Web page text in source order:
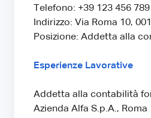
Telefono: +39 123 456 789
Indirizzo: Via Roma 10,
Posizione: Addetta alla
Esperienze Lavorative
Addetta alla contabilità
Azienda Alfa S.p.A., Roma